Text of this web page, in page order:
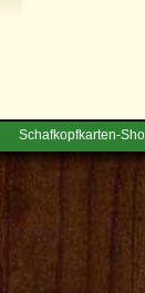
Schafkopfkarten-